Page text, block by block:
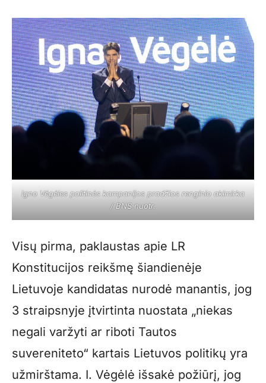
Igno Vėgėles politinės kampanijos pradžios renginio akimirka
/ BNS nuotr.
Visų pirma, paklaustas apie LR
Konstitucijos reikšmę šiandienėje
Lietuvoje kandidatas nurodė manantis, jog
3 straipsnyje įtvirtinta nuostata „niekas
negali varžyti ar riboti Tautos
suvereniteto“ kartais Lietuvos politikų yra
užmirštama. I. Vėgėlė išsakė požiūrį, jog